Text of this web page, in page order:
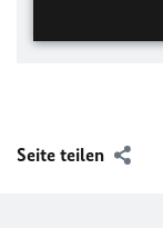
Seite teilen